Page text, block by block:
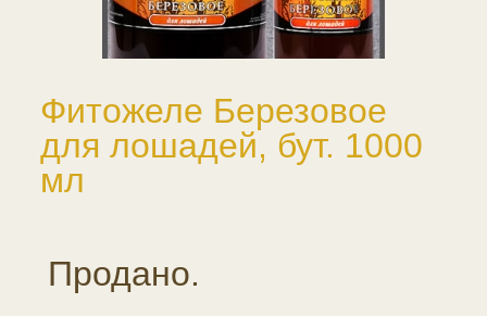
Фитожеле Березовое
для лошадей, бут. 1000
мл
Продано.